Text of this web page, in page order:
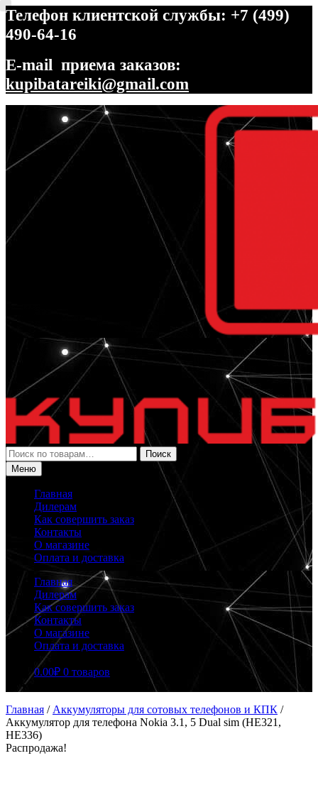
Телефон клиентской службы: +7 (499)
490-64-16
E-mail приема заказов:
kupibatareiki@gmail.com
Перейти
навигации
Перейти
содержимому
Искать:
Поиск
Меню
Главная
Дилерам
Как совершить заказ
Контакты
О магазине
Оплата и доставка
Главная
Дилерам
Как совершить заказ
Контакты
О магазине
Оплата и доставка
0.00₽ 0 товаров
Главная / Аккумуляторы для сотовых телефонов и КПК /
Аккумулятор для телефона Nokia 3.1, 5 Dual sim (HE321,
HE336)
Распродажа!